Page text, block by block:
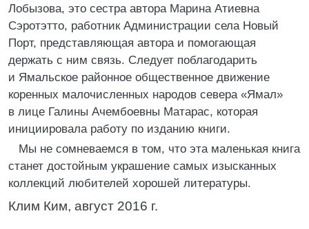
Лобызова, это сестра автора Марина Атиевна
Сэротэтто, работник Администрации села Новый
Порт, представляющая автора и помогающая
держать с ним связь. Следует поблагодарить
и Ямальское районное общественное движение
коренных малочисленных народов севера «Ямал»
в лице Галины Ачембоевны Матарас, которая
инициировала работу по изданию книги.
Мы не сомневаемся в том, что эта маленькая книга
станет достойным украшение самых изысканных
коллекций любителей хорошей литературы.
Клим Ким, август 2016 г.